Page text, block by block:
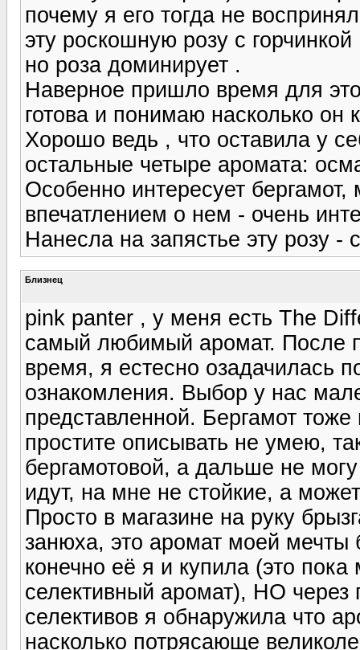
почему я его тогда не
эту роскошную розу с
но роза доминирует .
Наверное пришло время для
готова и понимаю насколько он
Хорошо ведь , что оставила у
остальные четыре аромата:
Особенно интересует бергамот,
впечатлением о нем - очень
Нанесла на запястье эту розу -
Близнец
pink panter , у меня есть The
самый любимый аромат. После
время, я естесно озадачилась
ознакомления. Выбор у нас
представленной. Бергамот
простите описывать не умею,
бергамотовой, а дальше не
идут, на мне не стойкие, а
Просто в магазине на руку
занюха, это аромат моей мечты
конечно её я и купила (это
селективный аромат), НО через
селективов я обнаружила что
насколько потрясающе